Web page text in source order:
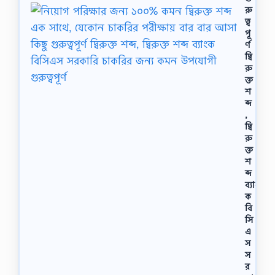
রু
ত্ব
পূ
র্ণ
দ্বি
রু
ক্ত
শ
ব্দ
,
দ্বি
রু
ক্ত
শ
ব্দ
ব্যাং
ক
বি
সি
এ
স
স
র